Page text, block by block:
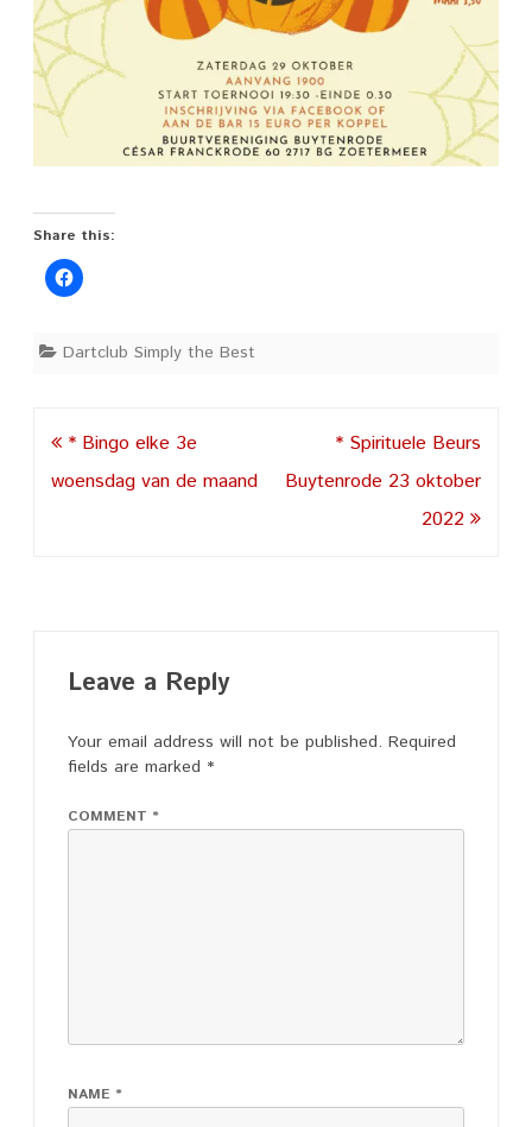
Share this:
Dartclub Simply the Best
Post
navigation
* Bingo elke 3e
woensdag van de maand
* Spirituele Beurs
Buytenrode 23 oktober
2022
Leave a Reply
Your email address will not be published. Required
fields are marked *
COMMENT *
NAME *